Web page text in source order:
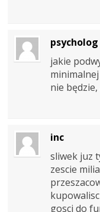
jakie
nie
inc
sliwek juz
zescie
gosci do